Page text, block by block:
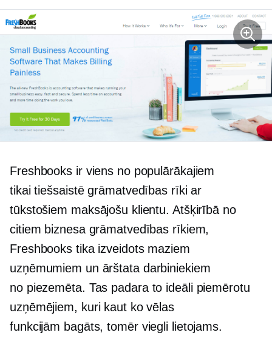
Freshbooks ir viens no populārākajiem
tikai tiešsaistēgrāmatvedības rīki ar
tūkstošiem maksājošu klientu. Atšķirībā no
citiem biznesa grāmatvedības rīkiem,
Freshbooks tika izveidots maziem
uzņēmumiem un ārštata darbiniekiem
no piezemēta. Tas padara to ideāli piemērotu
uzņēmējiem, kuri kaut ko vēlas
funkcijām bagāts, tomēr viegli lietojams.